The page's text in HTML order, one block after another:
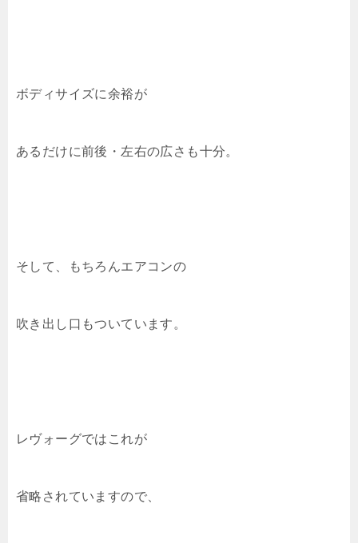
ボディサイズに余裕が
あるだけに前後・左右の広さも十分。
そして、もちろんエアコンの
吹き出し口もついています。
レヴォーグではこれが
省略されていますので、